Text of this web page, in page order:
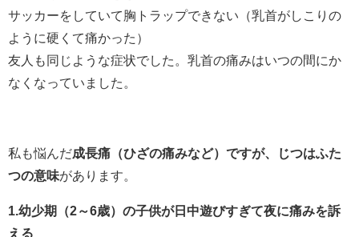
サッカーをしていて胸トラップできない（乳首がしこりの
ように硬くて痛かった）
友人も同じような症状でした。乳首の痛みはいつの間にか
なくなっていました。
私も悩んだ成長痛（ひざの痛みなど）ですが、じつはふた
つの意味があります。
1.幼少期（2～6歳）の子供が日中遊びすぎて夜に痛みを訴
える